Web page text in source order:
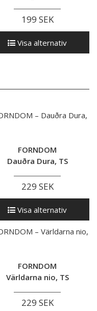
199 SEK
Visa alternativ
FORNDOM
Dauðra Dura, TS
229 SEK
Visa alternativ
FORNDOM
Världarna nio, TS
229 SEK